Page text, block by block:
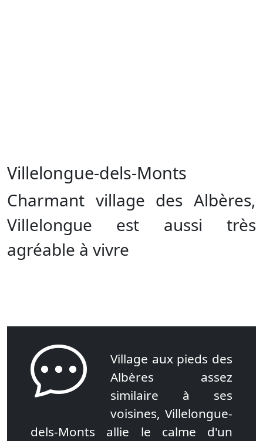
Villelongue-dels-Monts
Charmant village des Albères,
Villelongue est aussi très
agréable à vivre
Village aux pieds des
Albères assez
similaire à ses
voisines, Villelongue-
dels-Monts allie le calme d'un